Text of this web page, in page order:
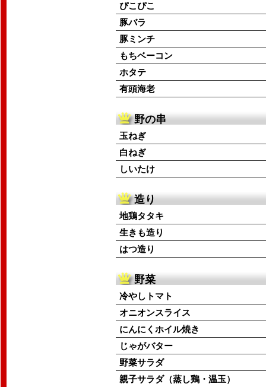
ぴこぴこ
豚バラ
豚ミンチ
もちベーコン
ホタテ
有頭海老
野の串
玉ねぎ
白ねぎ
しいたけ
造り
地鶏タタキ
生きも造り
はつ造り
野菜
冷やしトマト
オニオンスライス
にんにくホイル焼き
じゃがバター
野菜サラダ
親子サラダ（蒸し鶏・温玉）